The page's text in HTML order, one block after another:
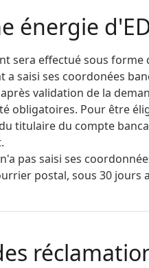
énergie
sera effectué sous
saisi ses coordonées
validation de la
obligatoires. Pour être
titulaire du compte
pas saisi ses
postal, sous 30